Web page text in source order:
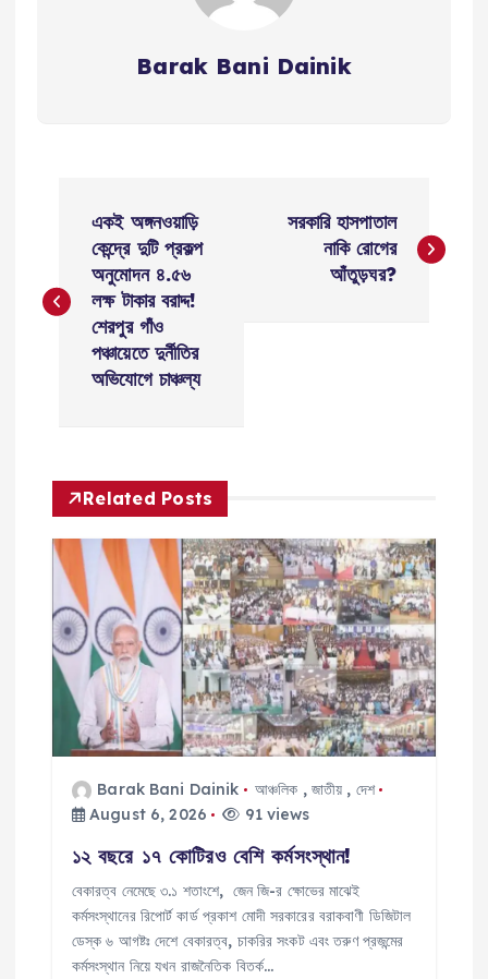
Barak Bani Dainik
s
a
v
g
a
একই অঙ্গনওয়াড়ি
কেন্দ্রে দুটি প্রকল্প
অনুমোদন ৪.৫৬
লক্ষ টাকার বরাদ্দ!
শেরপুর গাঁও
পঞ্চায়েতে দুর্নীতির
অভিযোগে চাঞ্চল্য
সরকারি হাসপাতাল
নাকি রোগের
আঁতুড়ঘর?
Related Posts
Barak Bani Dainik আঞ্চলিক , জাতীয় , দেশ
August 6, 2026
91 views
১২ বছরে ১৭ কোটিরও বেশি কর্মসংস্থান!
বেকারত্ব নেমেছে ৩.১ শতাংশে, জেন জি-র ক্ষোভের মাঝেই
কর্মসংস্থানের রিপোর্ট কার্ড প্রকাশ মোদী সরকারের বরাকবাণী ডিজিটাল
ডেস্ক ৬ আগষ্টঃ দেশে বেকারত্ব, চাকরির সংকট এবং তরুণ প্রজন্মের
কর্মসংস্থান নিয়ে যখন রাজনৈতিক বিতর্ক…